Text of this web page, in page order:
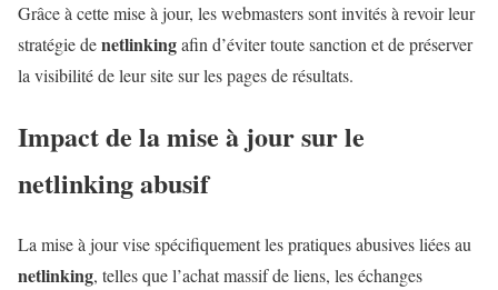
Grâce à cette mise à jour, les webmasters sont invités à revoir leur
stratégie denetlinkingafin d’éviter toute sanction et de préserver
la visibilité de leur site sur les pages de résultats.
Impact de la mise à jour sur le
netlinkingabusif
La mise à jour vise spécifiquement les pratiques abusives liées au
netlinking, telles que l’achat massif de liens, les échanges